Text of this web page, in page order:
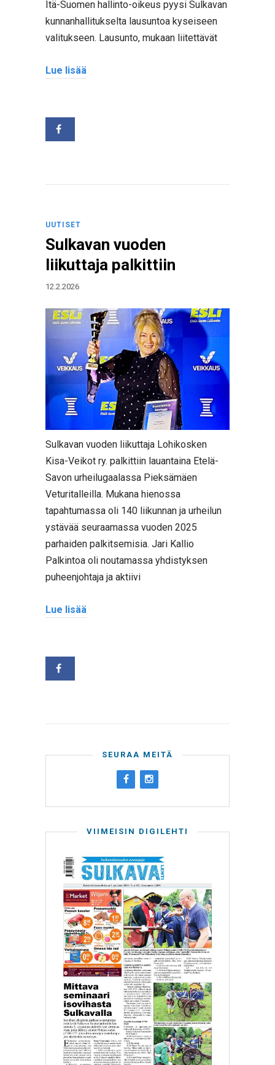
Itä-Suomen hallinto-oikeus pyysi Sulkavan
kunnanhallitukselta lausuntoa kyseiseen
valitukseen. Lausunto, mukaan liitettävät
Lue lisää
UUTISET
Sulkavan vuoden
liikuttaja palkittiin
12.2.2026
Sulkavan vuoden liikuttaja Lohikosken
Kisa-Veikot ry. palkittiin lauantaina Etelä-
Savon urheilugaalassa Pieksämäen
Veturitalleilla. Mukana hienossa
tapahtumassa oli 140 liikunnan ja urheilun
ystävää seuraamassa vuoden 2025
parhaiden palkitsemisia. Jari Kallio
Palkintoa oli noutamassa yhdistyksen
puheenjohtaja ja aktiivi
Lue lisää
SEURAA MEITÄ
VIIMEISIN DIGILEHTI